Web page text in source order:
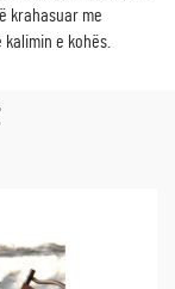
krahasuar me
e kohës.